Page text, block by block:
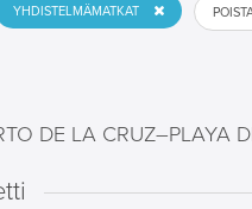
YHDISTELMÄMATKAT
DE LA CRUZ–PLAYA